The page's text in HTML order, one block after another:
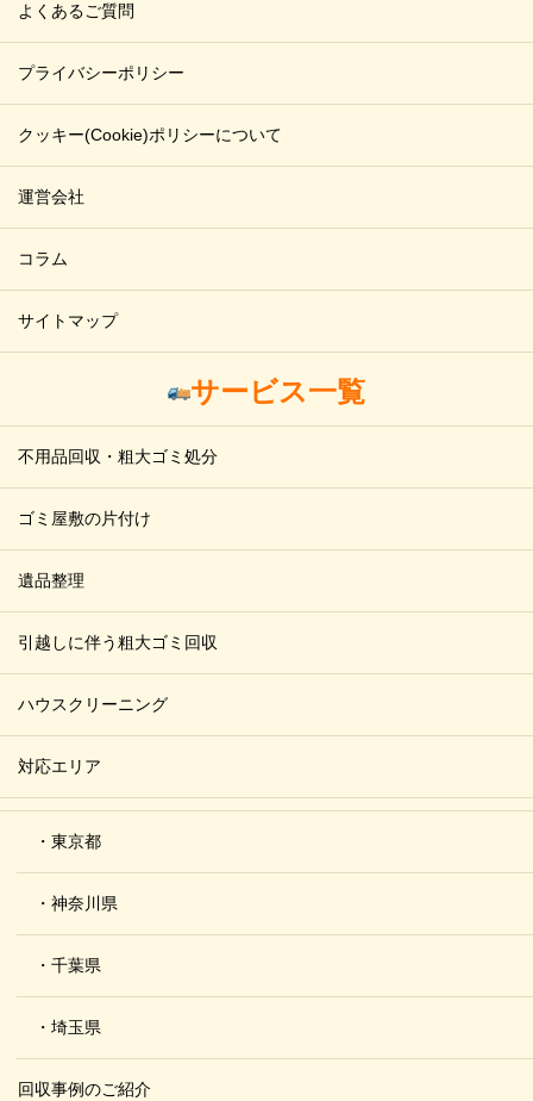
よくあるご質問
プライバシーポリシー
クッキー(Cookie)ポリシーについて
運営会社
コラム
サイトマップ
サービス一覧
不用品回収・粗大ゴミ処分
ゴミ屋敷の片付け
遺品整理
引越しに伴う粗大ゴミ回収
ハウスクリーニング
対応エリア
・東京都
・神奈川県
・千葉県
・埼玉県
回収事例のご紹介